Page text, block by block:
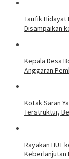
Taufik Hidayat
Disampaikan
Kepala Desa
Anggaran
Kotak Saran
Terstruktur,
Rayakan HUT
Keberlanjutan